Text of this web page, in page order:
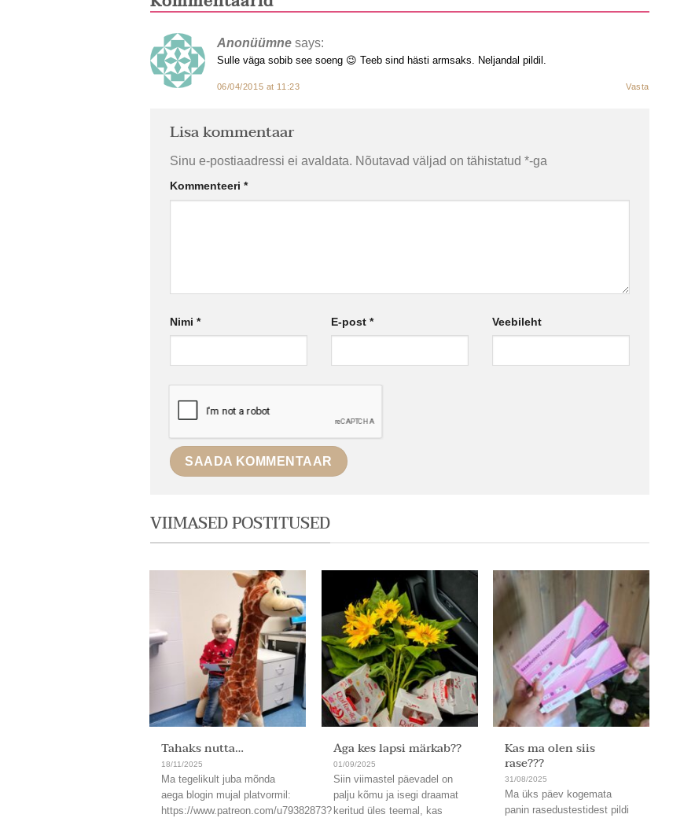
Anonüümne says:
Sulle väga sobib see soeng 😉 Teeb sind hästi armsaks. Neljandal pildil.
06/04/2015 at 11:23 Vasta
Lisa kommentaar
Sinu e-postiaadressi ei avaldata. Nõutavad väljad on tähistatud *-ga
Kommenteeri *
Nimi * E-post * Veebileht
VIIMASED POSTITUSED
Tahaks nutta…
18/11/2025
Ma tegelikult juba mõnda
aega blogin mujal platvormil:
https://www.patreon.com/u79382873?
Aga kes lapsi märkab??
01/09/2025
Siin viimastel päevadel on
palju kõmu ja isegi draamat
keritud üles teemal, kas
Kas ma olen siis
rase???
31/08/2025
Ma üks päev kogemata
panin rasedustestidest pildi